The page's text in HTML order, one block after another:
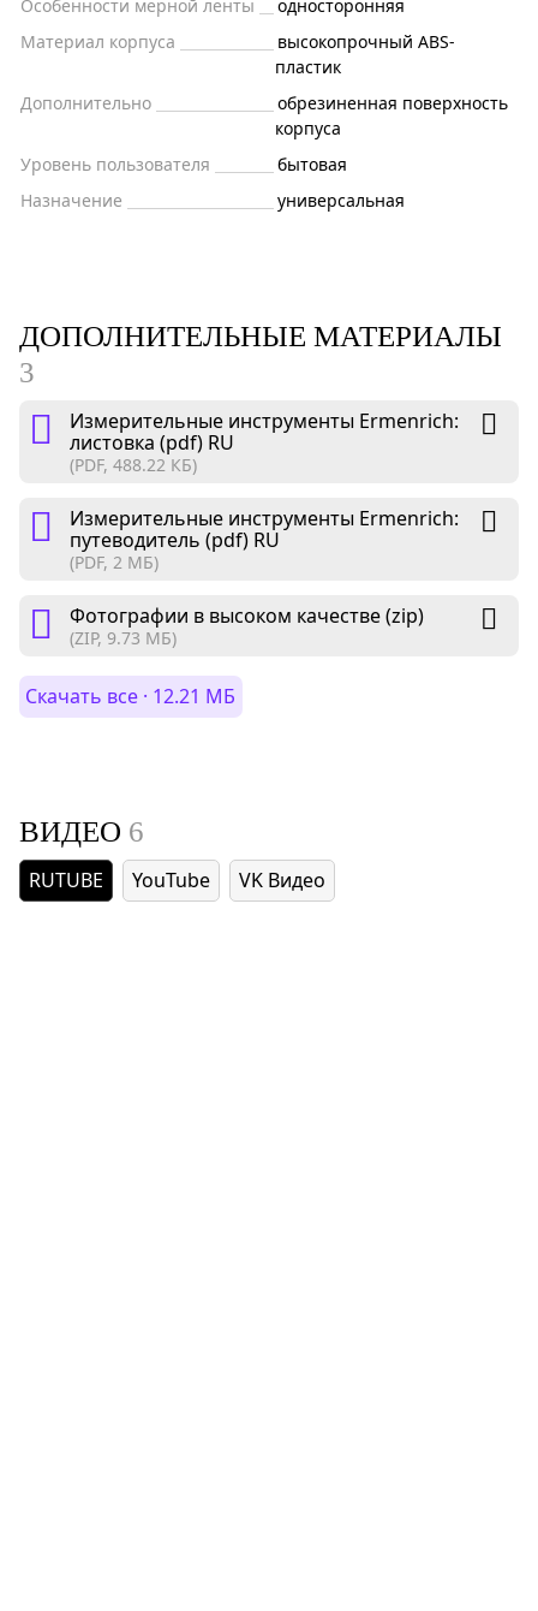
Особенности мерной ленты
односторонняя
Материал корпуса
высокопрочный ABS-
пластик
Дополнительно
обрезиненная поверхность
корпуса
Уровень пользователя
бытовая
Назначение
универсальная
ДОПОЛНИТЕЛЬНЫЕ МАТЕРИАЛЫ
3
Измерительные инструменты Ermenrich:
листовка (pdf) RU
(PDF, 488.22 КБ)
Измерительные инструменты Ermenrich:
путеводитель (pdf) RU
(PDF, 2 МБ)
Фотографии в высоком качестве (zip)
(ZIP, 9.73 МБ)
Скачать все · 12.21 МБ
ВИДЕО 6
RUTUBE YouTube VK Видео